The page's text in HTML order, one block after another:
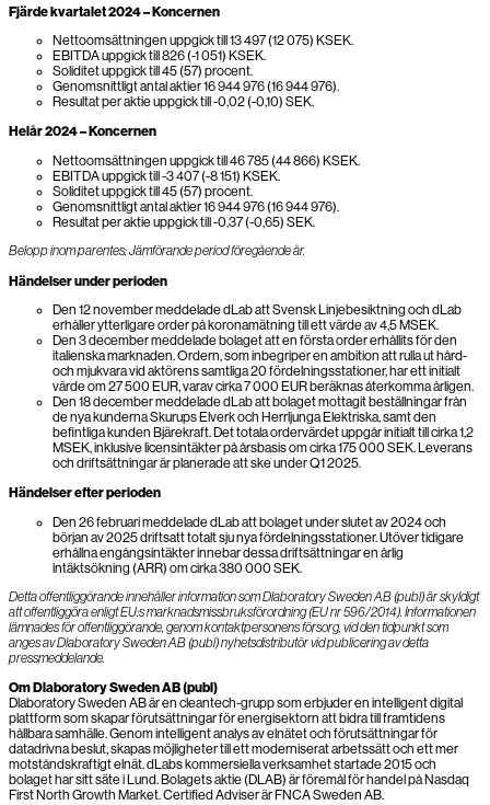
Fjärde kvartalet 2024 – Koncernen
Nettoomsättningen uppgick till 13 497 (12 075) KSEK.
EBITDA uppgick till 826 (-1 051) KSEK.
Soliditet uppgick till 45 (57) procent.
Genomsnittligt antal aktier 16 944 976 (16 944 976).
Resultat per aktie uppgick till -0,02 (-0,10) SEK.
Helår 2024 – Koncernen
Nettoomsättningen uppgick till 46 785 (44 866) KSEK.
EBITDA uppgick till -3 407 (-8 151) KSEK.
Soliditet uppgick till 45 (57) procent.
Genomsnittligt antal aktier 16 944 976 (16 944 976).
Resultat per aktie uppgick till -0,37 (-0,65) SEK.
Belopp inom parentes: Jämförande period föregående år.
Händelser under perioden
Den 12 november meddelade dLab att Svensk Linjebesiktning och dLab
erhåller ytterligare order på koronamätning till ett värde av 4,5 MSEK.
Den 3 december meddelade bolaget att en första order erhållits för den
italienska marknaden. Ordern, som inbegriper en ambition att rulla ut hård-
och mjukvara vid aktörens samtliga 20 fördelningsstationer, har ett initialt
värde om 27 500 EUR, varav cirka 7 000 EUR beräknas återkomma årligen.
Den 18 december meddelade dLab att bolaget mottagit beställningar från
de nya kunderna Skurups Elverk och Herrljunga Elektriska, samt den
befintliga kunden Bjärekraft. Det totala ordervärdet uppgår initialt till cirka 1,2
MSEK, inklusive licensintäkter på årsbasis om cirka 175 000 SEK. Leverans
och driftsättningar är planerade att ske under Q1 2025.
Händelser efter perioden
Den 26 februari meddelade dLab att bolaget under slutet av 2024 och
början av 2025 driftsatt totalt sju nya fördelningsstationer. Utöver tidigare
erhållna engångsintäkter innebar dessa driftsättningar en årlig
intäktsökning (ARR) om cirka 380 000 SEK.
Detta offentliggörande innehåller information som Dlaboratory Sweden AB (publ) är skyldigt
att offentliggöra enligt EU:s marknadsmissbruksförordning (EU nr 596/2014). Informationen
lämnades för offentliggörande, genom kontaktpersonens försorg, vid den tidpunkt som
anges av Dlaboratory Sweden AB (publ) nyhetsdistributör vid publicering av detta
pressmeddelande.
Om Dlaboratory Sweden AB (publ)
Dlaboratory Sweden AB är en cleantech-grupp som erbjuder en intelligent digital
plattform som skapar förutsättningar för energisektorn att bidra till framtidens
hållbara samhälle. Genom intelligent analys av elnätet och förutsättningar för
datadrivna beslut, skapas möjligheter till ett moderniserat arbetssätt och ett mer
motståndskraftigt elnät. dLabs kommersiella verksamhet startade 2015 och
bolaget har sitt säte i Lund. Bolagets aktie (DLAB) är föremål för handel på Nasdaq
First North Growth Market. Certified Adviser är FNCA Sweden AB.